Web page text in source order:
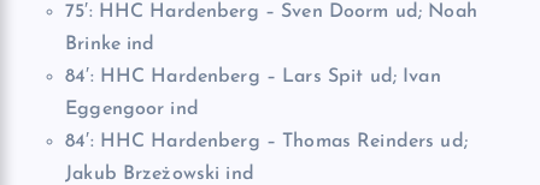
75′: HHC Hardenberg – Sven Doorm ud; Noah
Brinke ind
84′: HHC Hardenberg – Lars Spit ud; Ivan
Eggengoor ind
84′: HHC Hardenberg – Thomas Reinders ud;
Jakub Brzeżowski ind